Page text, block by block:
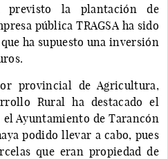
la plantación de
pública TRAGSA ha sido
ha supuesto una inversión
provincial de Agricultura,
Rural ha destacado el
Ayuntamiento de Tarancón
podido llevar a cabo, pues
que eran propiedad de